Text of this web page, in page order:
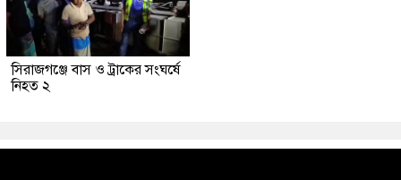
সিরাজগঞ্জে বাস ও ট্রাকের সংঘর্ষে
নিহত ২